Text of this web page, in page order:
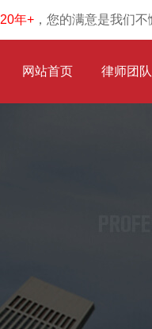
20年+ ，您的满意是我们
网站首页 律师团队